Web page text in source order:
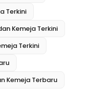
Terkini
Kemeja Terkini
Terkini
Kemeja Terbaru